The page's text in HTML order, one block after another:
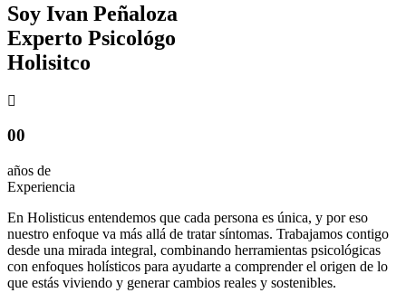
Soy Ivan Peñaloza
Experto Psicológo
Holisitco
00
años de
Experiencia
En Holisticus entendemos que cada persona es única, y por eso
nuestro enfoque va más allá de tratar síntomas. Trabajamos contigo
desde una mirada integral, combinando herramientas psicológicas
con enfoques holísticos para ayudarte a comprender el origen de lo
que estás viviendo y generar cambios reales y sostenibles.